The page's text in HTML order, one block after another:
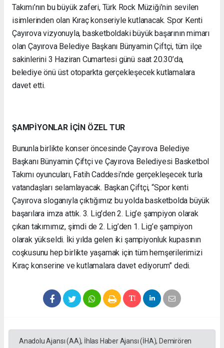
Takımı’nın bu büyük zaferi, Türk Rock Müziği’nin sevilen
isimlerinden olan Kıraç konseriyle kutlanacak. Spor Kenti
Çayırova vizyonuyla, basketboldaki büyük başarının mimarı
olan Çayırova Belediye Başkanı Bünyamin Çiftçi, tüm ilçe
sakinlerini 3 Haziran Cumartesi günü saat 20.30’da,
belediye önü üst otoparkta gerçekleşecek kutlamalara
davet etti.
ŞAMPİYONLAR İÇİN ÖZEL TUR
Bununla birlikte konser öncesinde Çayırova Belediye
Başkanı Bünyamin Çiftçi ve Çayırova Belediyesi Basketbol
Takımı oyuncuları, Fatih Caddesi’nde gerçekleşecek turla
vatandaşları selamlayacak. Başkan Çiftçi, “Spor kenti
Çayırova sloganıyla çıktığımız bu yolda basketbolda büyük
başarılara imza attık. 3. Lig’den 2. Lig’e şampiyon olarak
çıkan takımımız, şimdi de 2. Lig’den 1. Lig’e şampiyon
olarak yükseldi. İki yılda gelen iki şampiyonluk kupasının
coşkusunu hep birlikte yaşamak için tüm hemşerilerimizi
Kıraç konserine ve kutlamalara davet ediyorum” dedi.
Anadolu Ajansı (AA), İhlas Haber Ajansı (İHA), Demirören